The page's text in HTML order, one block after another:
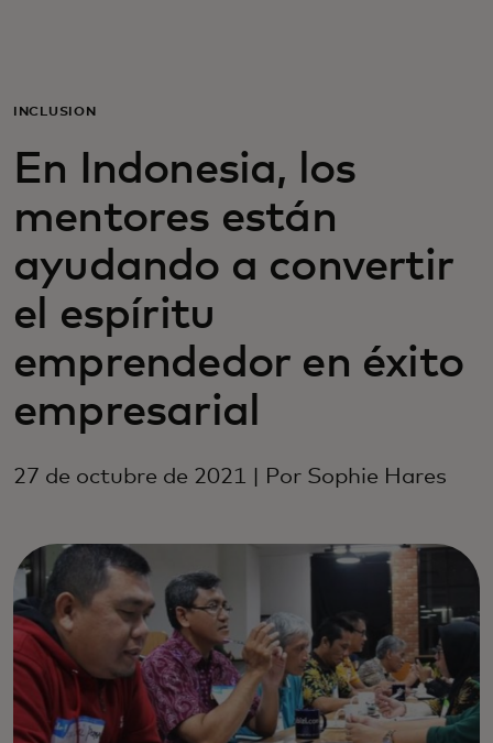
Para empresas
Para el mundo
Para innovadores
Noticias y tendencias
INCLUSIÓN
En Indonesia, los
mentores están
ayudando a convertir
el espíritu
emprendedor en éxito
empresarial
27 de octubre de 2021 | Por Sophie Hares